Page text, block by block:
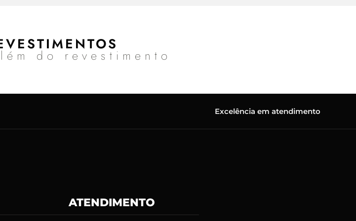
do revestimento
Excelência em atendimento
ATENDIMENTO